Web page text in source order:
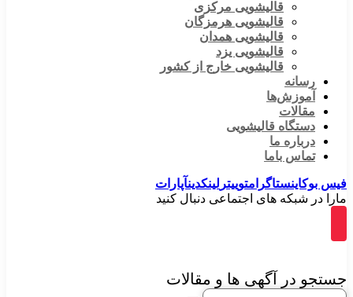
قالیشویی مرکزی
قالیشویی هرمزگان
قالیشویی همدان
قالیشویی یزد
قالیشویی خارج از کشور
رسانه
آموزش‌ها
مقالات
دستگاه قالیشویی
درباره ما
تماس باما
فیس بوکاینستاگرامتوییتر لینکدینآپارات
مارا در شبکه های اجتماعی دنبال کنید
جستجو در آگهی ها و مقالات